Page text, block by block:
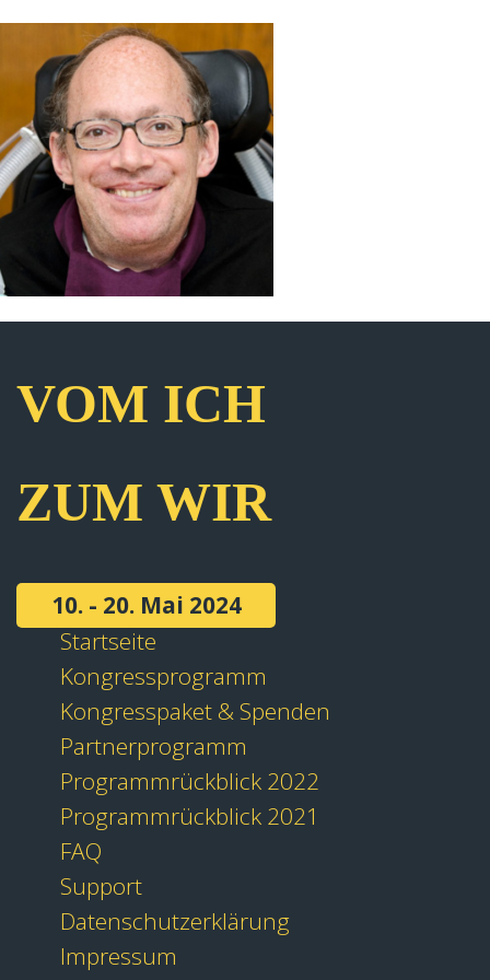
VOM ICH
ZUM WIR
10. - 20. Mai 2024
Startseite
Kongressprogramm
Kongresspaket & Spenden
Partnerprogramm
Programmrückblick 2022
Programmrückblick 2021
FAQ
Support
Datenschutzerklärung
Impressum